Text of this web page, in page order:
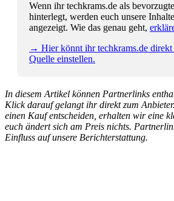
Wenn ihr techkrams.de als
hinterlegt, werden euch unsere
angezeigt. Wie das genau geht,
→ Hier könnt ihr techkrams.de direkt
Quelle einstellen.
In diesem Artikel können Partnerlinks
Klick darauf gelangt ihr direkt zum
einen Kauf entscheiden, erhalten wir eine
euch ändert sich am Preis nichts.
Einfluss auf unsere Berichterstattung.